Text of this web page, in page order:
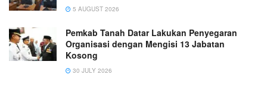
5 AUGUST 2026
Pemkab Tanah Datar Lakukan Penyegaran
Organisasi dengan Mengisi 13 Jabatan
Kosong
30 JULY 2026